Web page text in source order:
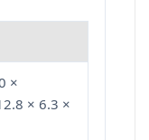
×
× 6.3 ×